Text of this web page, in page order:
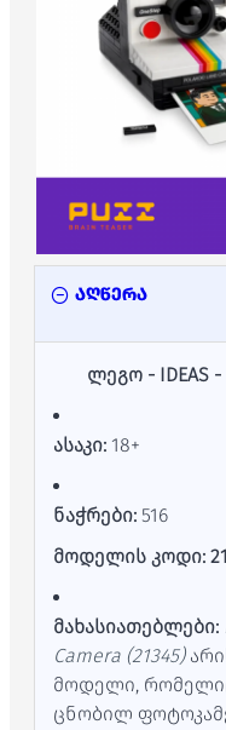
აღწერა
ლეგო - IDEAS
ასაკი: 18+
ნაჭრები: 516
მოდელის კოდი:
მახასიათებლები:
Camera (21345)
მოდელი,
ცნობილ